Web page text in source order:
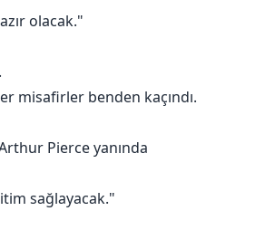
olacak."
misafirler benden kaçındı.
Pierce yanında
sağlayacak."